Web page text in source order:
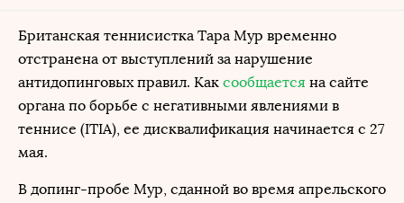
Британская теннисистка Тара Мур временно
отстранена от выступлений за нарушение
антидопинговых правил. Как сообщается на сайте
органа по борьбе с негативными явлениями в
теннисе (ITIA), ее дисквалификация начинается с 27
мая.
В допинг-пробе Мур, сданной во время апрельского